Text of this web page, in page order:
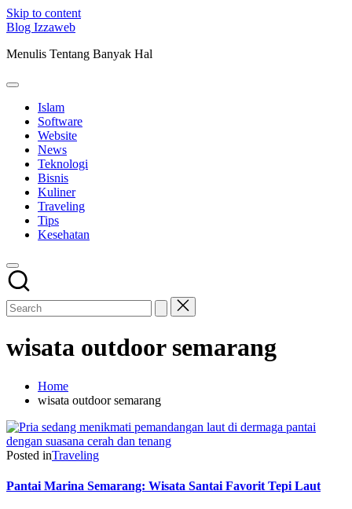
Skip to content
Blog Izzaweb
Menulis Tentang Banyak Hal
Islam
Software
Website
News
Teknologi
Bisnis
Kuliner
Traveling
Tips
Kesehatan
wisata outdoor semarang
Home
wisata outdoor semarang
Posted inTraveling
Pantai Marina Semarang: Wisata Santai Favorit Tepi Laut